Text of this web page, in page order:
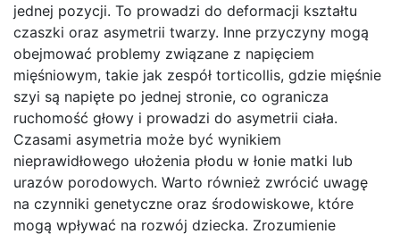
jednej pozycji. To prowadzi do deformacji kształtu
czaszki oraz asymetrii twarzy. Inne przyczyny mogą
obejmować problemy związane z napięciem
mięśniowym, takie jak zespół torticollis, gdzie mięśnie
szyi są napięte po jednej stronie, co ogranicza
ruchomość głowy i prowadzi do asymetrii ciała.
Czasami asymetria może być wynikiem
nieprawidłowego ułożenia płodu w łonie matki lub
urazów porodowych. Warto również zwrócić uwagę
na czynniki genetyczne oraz środowiskowe, które
mogą wpływać na rozwój dziecka. Zrozumienie